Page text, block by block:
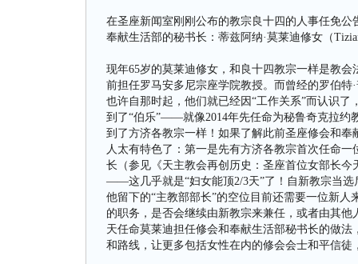
在圣座新闻室刚刚公布的教宗良十四的人事任免
奉献生活部的秘书长：蒂兹阿纳·莫莱迪修女（
现年65岁的莫莱迪修女，和良十四教宗一样是教
前担任罗马安多尼宗座学院教授。而曾经的罗伯特
也许自那时起，他们就已经因“工作关系”而认识
到了“伯乐”——就像2014年先任命为秘鲁奇克拉约
到了方济各教宗一样！如果了解此前圣座修会和
人太有特色了：第一是先有方济各教宗首次任命
长（参见《天主教会再创历史：圣座首位女部长
——这几乎就是“妇女能顶2/3天”了！自新教宗当选
他留下的“主教部部长”的空位目前还需要一位新
的职务，是否会继续由新教宗来兼任，或者由其
天任命莫莱迪担任修会和奉献生活部秘书长的做
和路线，让更多包括女性在内的修会会士和平信